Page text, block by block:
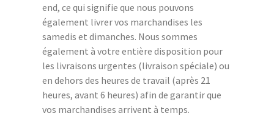
end, ce qui signifie que nous pouvons
également livrer vos marchandises les
samedis et dimanches. Nous sommes
également à votre entière disposition pour
les livraisons urgentes (livraison spéciale) ou
en dehors des heures de travail (après 21
heures, avant 6 heures) afin de garantir que
vos marchandises arrivent à temps.